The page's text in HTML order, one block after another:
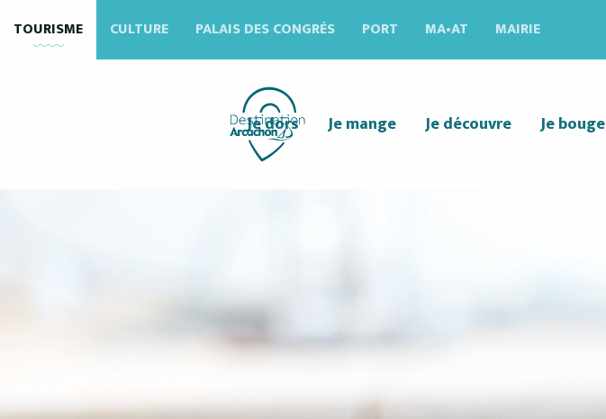
contenu
TOURISME CULTURE PALAIS DES CONGRÈS PORT MAIRIE
MA•AT
Je dors Je mange Je découvre Je bouge